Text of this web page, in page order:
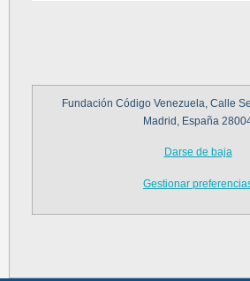
Fundación Código Venezuela, Calle
Madrid, España
Darse de baja
Gestionar